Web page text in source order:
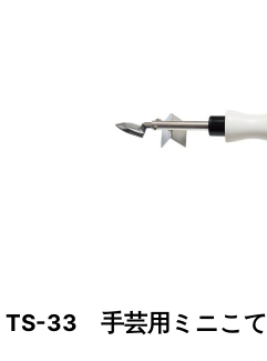
TS-33 手芸用ミニこて